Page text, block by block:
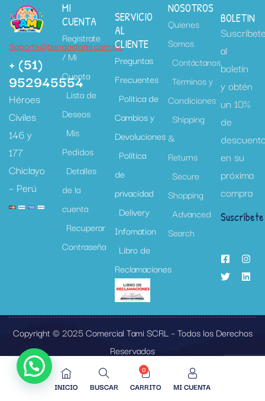
Soporte@tiendastami.com.pe
+ (51)
952945554
Héroes
Civiles
146 y
177
Chiclayo
– Perú
MI
CUENTA
Registrate
/ Mi
Cuenta
Lista de
Deseos
Mis
Pedidos
Detalles
de la
cuenta
Recuperar
Contraseña
SERVICIO
AL
CLIENTE
Preguntas
Frecuentes
Politica de
Cambios y
Devoluciones
Política
de
privacidad
Delivery
Infomation
Libro de
Reclamaciones
NOSOTROS
Quienes
Somos
Contáctanos
Términos y
Condiciones
Shipping
&
Returns
Secure
Shopping
Advanced
Search
BOLETIN
al
boletín
y obtén
un 10%
de
en su
próxima
compra
Suscríbete
Copyright © 2025 Comercial Tami SCRL – Todos los Derechos
Reservados
INICIO BUSCAR
0
CARRITO MI CUENTA